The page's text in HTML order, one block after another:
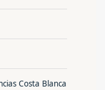
Costa Blanca